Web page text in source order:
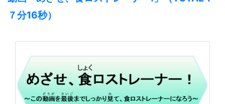
７分16秒）